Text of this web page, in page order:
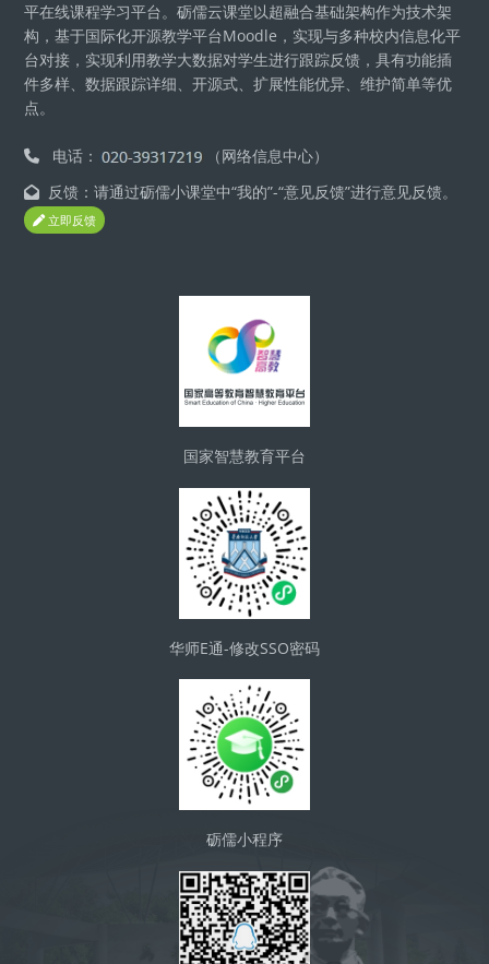
平在线课程学习平台。砺儒云课堂以超融合基础架构作为技术架
构，基于国际化开源教学平台Moodle，实现与多种校内信息化平
台对接，实现利用教学大数据对学生进行跟踪反馈，具有功能插
件多样、数据跟踪详细、开源式、扩展性能优异、维护简单等优
点。
电话：
（网络信息中心）
反馈：请通过砺儒小课堂中“我的”-“意见反馈”进行意见反馈。
立即反馈
国家智慧教育平台
华师E通-修改SSO密码
砺儒小程序